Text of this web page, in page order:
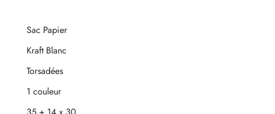
Sac Papier
Kraft Blanc
Torsadées
1 couleur